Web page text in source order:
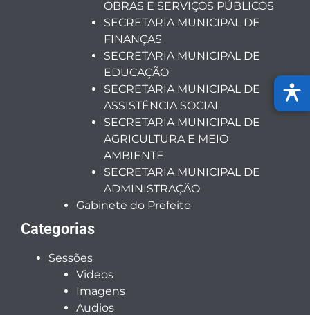
OBRAS E SERVIÇOS PÚBLICOS
SECRETARIA MUNICIPAL DE
FINANÇAS
SECRETARIA MUNICIPAL DE
EDUCAÇÃO
SECRETARIA MUNICIPAL DE
ASSISTÊNCIA SOCIAL
SECRETARIA MUNICIPAL DE
AGRICULTURA E MEIO
AMBIENTE
SECRETARIA MUNICIPAL DE
ADMINISTRAÇÃO
Gabinete do Prefeito
Categorias
Sessões
Videos
Imagens
Audios